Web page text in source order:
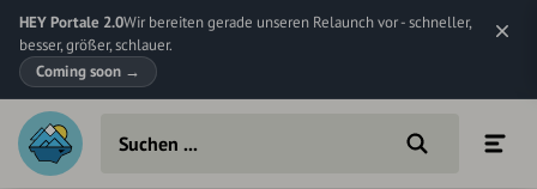
HEY Portale 2.0Wir bereiten gerade unseren Relaunch vor - schneller,
besser, größer, schlauer.
Coming soon →